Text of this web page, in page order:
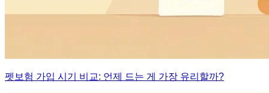
펫보험 가입 시기 비교: 언제 드는 게 가장 유리할까?